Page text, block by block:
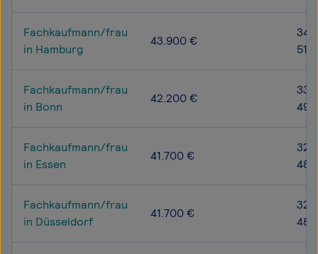
Fachkaufmann/frau
in Hamburg
43.900 €
Fachkaufmann/frau
in Bonn
42.200 €
Fachkaufmann/frau
in Essen
41.700 €
Fachkaufmann/frau
in Düsseldorf
41.700 €